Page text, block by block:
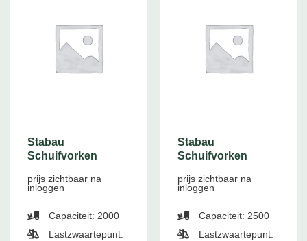
Stabau
Schuifvorken
prijs zichtbaar na
inloggen
Capaciteit: 2000
Lastzwaartepunt:
Stabau
Schuifvorken
prijs zichtbaar na
inloggen
Capaciteit: 2500
Lastzwaartepunt: